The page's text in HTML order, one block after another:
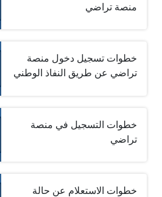
منصة تراضي
خطوات تسجيل دخول منصة
تراضي عن طريق النفاذ الوطني
خطوات التسجيل في منصة
تراضي
خطوات الاستعلام عن حالة